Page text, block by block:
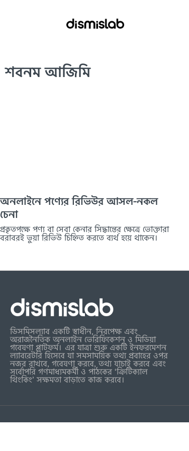
শবনম আজিমি
অনলাইনে পণ্যের রিভিউর আসল-নকল
চেনা
প্রকৃতপক্ষে পণ্য বা সেবা কেনার সিদ্ধান্তের ক্ষেত্রে ভোক্তারা
বরাবরই ভুয়া রিভিউ চিহ্নিত করতে ব্যর্থ হয়ে থাকেন।
ডিসমিসল্যাব একটি স্বাধীন, নিরপেক্ষ এবং
অরাজনৈতিক অনলাইন ভেরিফিকেশন ও মিডিয়া
গবেষণা প্লাটফর্ম। এর যাত্রা শুরু একটি ইনফরমেশন
ল্যাবরেটরি হিসেবে যা সমসাময়িক তথ্য প্রবাহের ওপর
নজর রাখবে, গবেষণা করবে, তথ্য যাচাই করবে এবং
সর্বোপরি গণমাধ্যমকর্মী ও পাঠকের ‘ক্রিটিক্যাল
থিংকিং’ সক্ষমতা বাড়াতে কাজ করবে।